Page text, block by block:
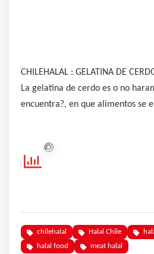
CHILEHALAL : GELATINA DE
La gelatina de cerdo es o no
encuentra?, en que alimentos se
chilehalal Halal Chile
halal food
meat halal